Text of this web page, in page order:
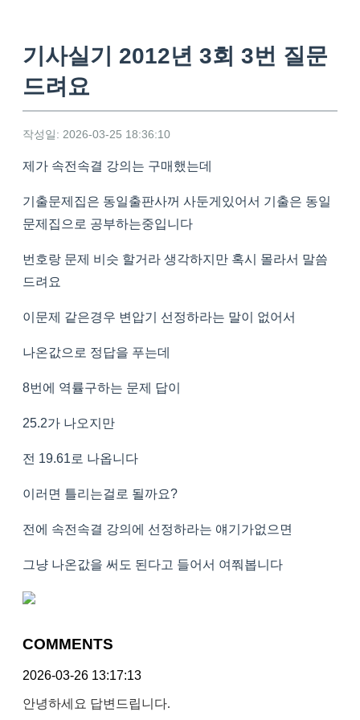
기사실기 2012년 3회 3번 질문
드려요
작성일: 2026-03-25 18:36:10
제가 속전속결 강의는 구매했는데
기출문제집은 동일출판사꺼 사둔게있어서 기출은 동일
문제집으로 공부하는중입니다
번호랑 문제 비슷 할거라 생각하지만 혹시 몰라서 말씀
드려요
이문제 같은경우 변압기 선정하라는 말이 없어서
나온값으로 정답을 푸는데
8번에 역률구하는 문제 답이
25.2가 나오지만
전 19.61로 나옵니다
이러면 틀리는걸로 될까요?
전에 속전속결 강의에 선정하라는 얘기가없으면
그냥 나온값을 써도 된다고 들어서 여쭤봅니다
COMMENTS
2026-03-26 13:17:13
안녕하세요 답변드립니다.